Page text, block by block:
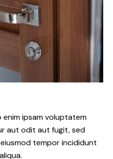
enim ipsam voluptatem
aut odit aut fugit, sed
tempor incididunt